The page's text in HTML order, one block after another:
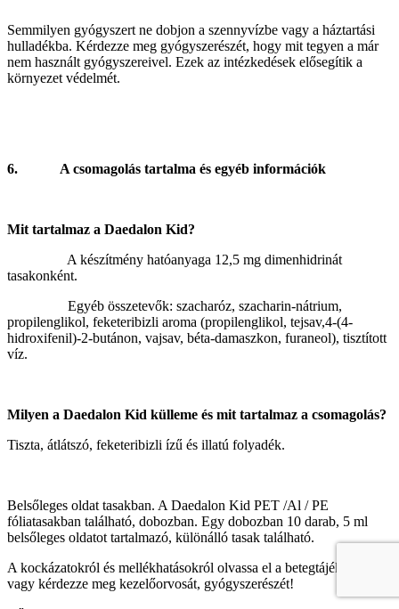
Semmilyen gyógyszert ne dobjon a szennyvízbe vagy a háztartási
hulladékba. Kérdezze meg gyógyszerészét, hogy mit tegyen a már
nem használt gyógyszereivel. Ezek az intézkedések elősegítik a
környezet védelmét.
6. A csomagolás tartalma és egyéb információk
Mit tartalmaz a Daedalon Kid?
­ A készítmény hatóanyaga 12,5 mg dimenhidrinát
tasakonként.
­ Egyéb összetevők: szacharóz, szacharin‑nátrium,
propilenglikol, feketeribizli aroma (propilenglikol, tejsav,4-(4-
hidroxifenil)-2-butánon, vajsav, béta-damaszkon, furaneol), tisztított
víz.
Milyen a Daedalon Kid külleme és mit tartalmaz a csomagolás?
Tiszta, átlátszó, feketeribizli ízű és illatú folyadék.
Belsőleges oldat tasakban. A Daedalon Kid PET /Al / PE
fóliatasakban található, dobozban. Egy dobozban 10 darab, 5 ml
belsőleges oldatot tartalmazó, különálló tasak található.
A kockázatokról és mellékhatásokról olvassa el a betegtájékoztatót,
vagy kérdezze meg kezelőorvosát, gyógyszerészét!